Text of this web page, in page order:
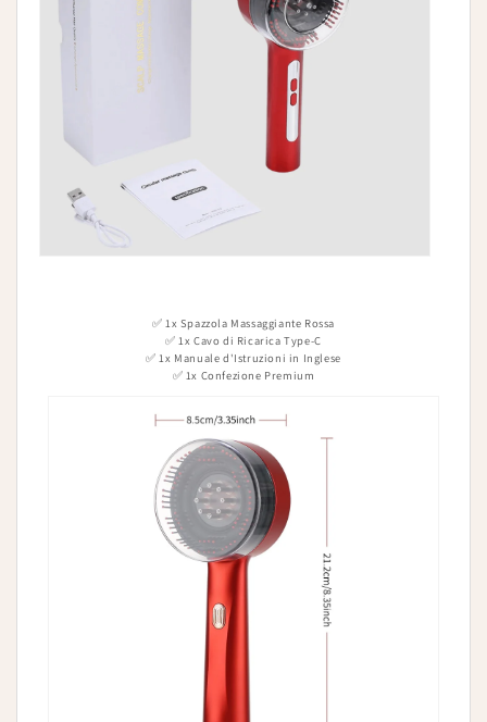
✅ 1x Spazzola Massaggiante Rossa
✅ 1x Cavo di Ricarica Type-C
✅ 1x Manuale d'Istruzioni in Inglese
✅ 1x Confezione Premium